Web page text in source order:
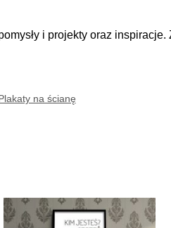
i projekty oraz
na ścianę